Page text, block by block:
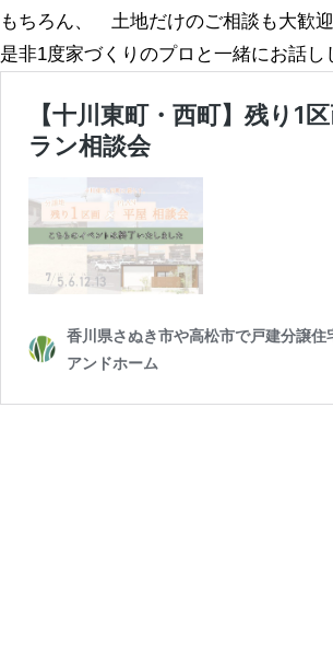
もちろん、 土地だけのご相談も大歓迎
是非1度家づくりのプロと一緒にお話し